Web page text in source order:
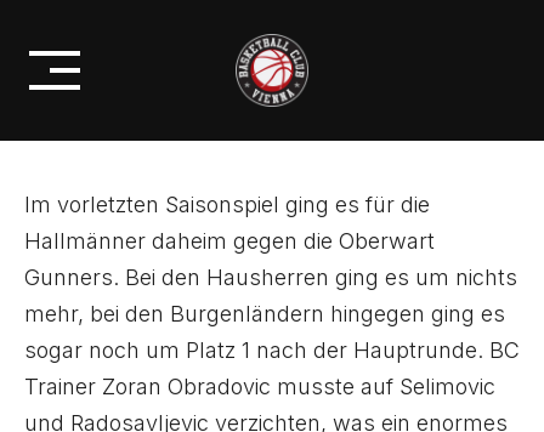
content
MU19 ÖMS: ORDENTLICHE
LEISTUNG GEGEN DIE GUNNERS
Im vorletzten Saisonspiel ging es für die
Hallmänner daheim gegen die Oberwart
Gunners. Bei den Hausherren ging es um nichts
mehr, bei den Burgenländern hingegen ging es
sogar noch um Platz 1 nach der Hauptrunde. BC
Trainer Zoran Obradovic musste auf Selimovic
und Radosavljevic verzichten, was ein enormes